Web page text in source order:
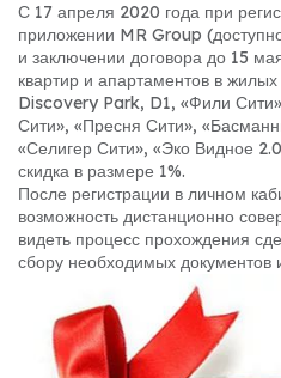
С 17 апреля 2020 года при
приложении MR Group
и заключении договора до 15
квартир и апартаментов в
Discovery Park, D1, «Фили
Сити», «Пресня Сити»,
«Селигер Сити», «Эко Видное
скидка в размере 1%.
После регистрации в личном
возможность дистанционно
видеть процесс прохождения
сбору необходимых документов